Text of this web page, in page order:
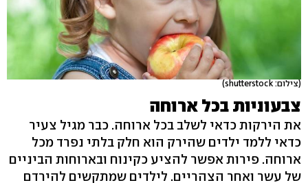
(צילום: shutterstock)
צבעוניות בכל ארוחה
את הירקות כדאי לשלב בכל ארוחה. כבר מגיל צעיר
כדאי ללמד ילדים שהירק הוא חלק בלתי נפרד מכל
ארוחה. פירות אפשר להציע כקינוח ובארוחות הביניים
של עשר ואחר הצהריים. לילדים שמתקשים להירדם